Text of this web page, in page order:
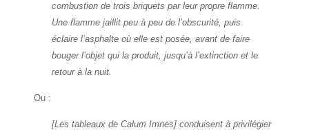
combustion de trois briquets par leur propre flamme.
Une flamme jaillit peu à peu de l’obscurité, puis
éclaire l’asphalte où elle est posée, avant de faire
bouger l’objet qui la produit, jusqu’à l’extinction et le
retour à la nuit.
Ou :
[Les tableaux de Calum Imnes] conduisent à privilégier